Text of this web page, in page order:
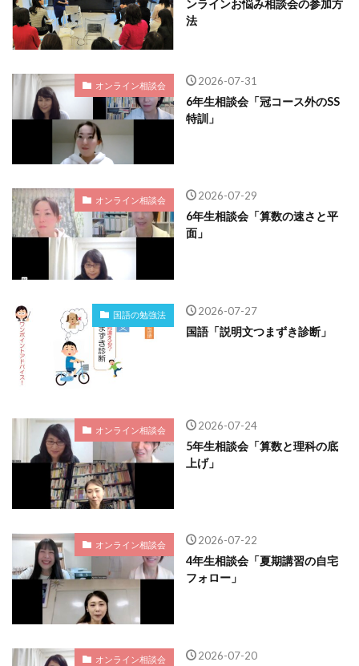
ンラインお悩み相談会の参加方
法
オンライン相談会 2026-07-31
6年生相談会「冠コース外のSS
特訓」
オンライン相談会 2026-07-29
6年生相談会「算数の速さと平
面」
国語の勉強法 2026-07-27
国語「説明文つまずき診断」
オンライン相談会 2026-07-24
5年生相談会「算数と理科の底
上げ」
オンライン相談会 2026-07-22
4年生相談会「夏期講習の自宅
フォロー」
オンライン相談会 2026-07-20